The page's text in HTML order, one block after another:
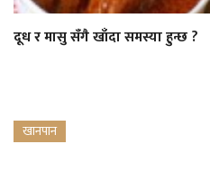
दूध र मासु सँगै खाँदा समस्या हुन्छ ?
खानपान